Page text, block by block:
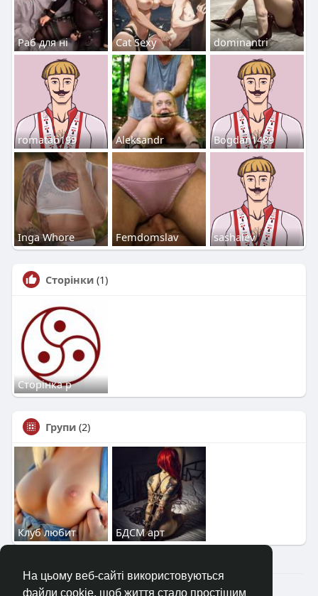
На цьому веб-сайті використовуються
файли cookie, щоб життя стало простішим
Раб для ні Cat Sexy dominantri
romatab199 Aleksandr Bogdan1489
Inga Whore Femdomslav sashalev
Сторінки (1)
Сторінка р
Групи (2)
Клуб любит БДСМ арт
2023—2026 © Клуб «Насолода»